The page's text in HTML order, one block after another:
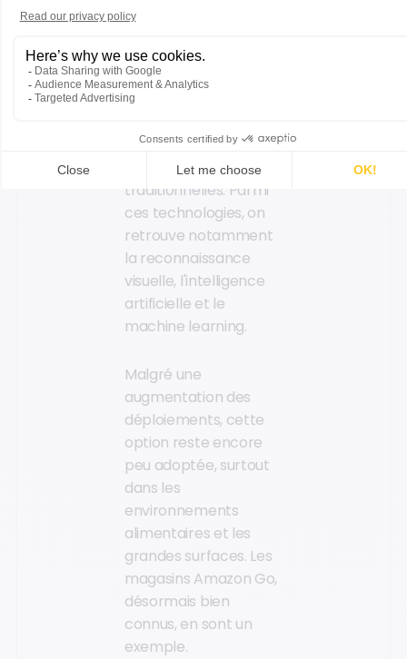
total du panier,
promotionnelles et de
fidélité, identifier le
client et traiter le
ainsi le besoin de
passer par les caisses
traditionnelles. Parmi
ces technologies, on
retrouve notamment
la reconnaissance
visuelle, l'intelligence
artificielle et le
machine learning.
Malgré une
augmentation des
déploiements, cette
option reste encore
peu adoptée, surtout
dans les
environnements
alimentaires et les
grandes surfaces. Les
magasins Amazon Go,
désormais bien
connus, en sont un
exemple.